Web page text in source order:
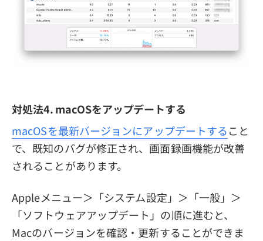
対処法4. macOSをアップデートする
macOSを最新バージョンにアップデートすること
で、既知のバグが修正され、画面録画機能が改善
されることがあります。
Appleメニュー＞「システム設定」＞「一般」＞
「ソフトウェアアップデート」の順に進むと、
Macのバージョンを確認・更新することができま